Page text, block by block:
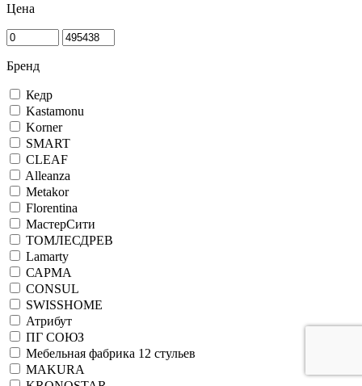
Цена
Бренд
Кедр
Kastamonu
Korner
SMART
CLEAF
Alleanza
Metakor
Florentina
МастерСити
ТОМЛЕСДРЕВ
Lamarty
САРМА
CONSUL
SWISSHOME
Атрибут
ПГ СОЮЗ
Мебельная фабрика 12 стульев
MAKURA